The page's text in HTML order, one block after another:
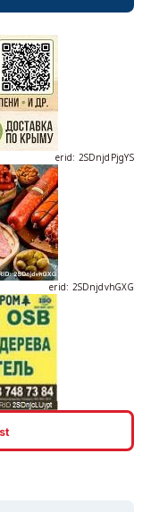
erid: 2SDnjdPjgYS
erid: 2SDnjdvhGXG